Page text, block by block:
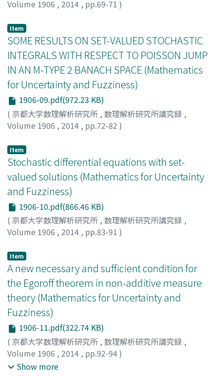
Volume 1906 , 2014 , pp.69-71 )
Item
SOME RESULTS ON SET-VALUED STOCHASTIC
INTEGRALS WITH RESPECT TO POISSON JUMP
IN AN M-TYPE 2 BANACH SPACE (Mathematics
for Uncertainty and Fuzziness)
1906-09.pdf(972.23 KB)
( 京都大学数理解析研究所 , 数理解析研究所講究録 ,
Volume 1906 , 2014 , pp.72-82 )
OKAZAKI, YOSHIAKI
Item
Stochastic differential equations with set-
valued solutions (Mathematics for Uncertainty
and Fuzziness)
1906-10.pdf(866.46 KB)
( 京都大学数理解析研究所 , 数理解析研究所講究録 ,
Volume 1906 , 2014 , pp.83-91 )
Item
A new necessary and sufficient condition for
the Egoroff theorem in non-additive measure
theory (Mathematics for Uncertainty and
Fuzziness)
1906-11.pdf(322.74 KB)
( 京都大学数理解析研究所 , 数理解析研究所講究録 ,
Volume 1906 , 2014 , pp.92-94)
高橋, 誠幸;室伏, 俊明
Show more